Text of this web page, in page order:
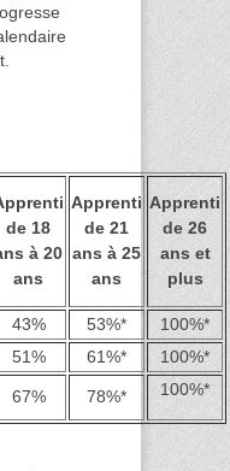
de 18
à 20
ans
Apprenti
de 21
ans à 25
ans
Apprenti
de 26
ans et
plus
43% 53%*
100%*
51% 61%*
100%*
67% 78%* 100%*